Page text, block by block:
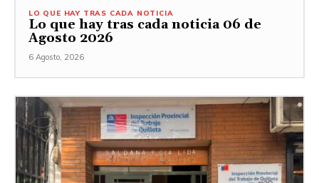
LO QUE HAY TRAS CADA NOTICIA
Lo que hay tras cada noticia 06 de
Agosto 2026
6 Agosto, 2026